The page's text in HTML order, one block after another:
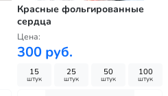
Красные фольгированные
сердца
Цена:
300 руб.
15
штук
25
штук
50
штук
100
штук